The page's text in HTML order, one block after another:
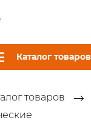
Каталог товаров
товаров